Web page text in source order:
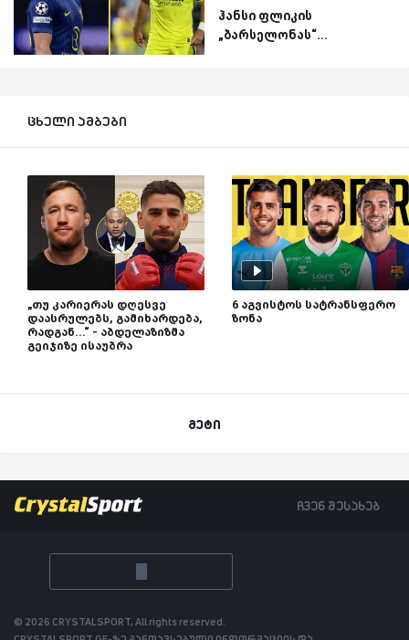
ჰანსი ფლიკის
„ბარსელონას“...
ცხელი ამბები
„თუ კარიერას დღესვე
დაასრულებს, გამიხარდება,
რადგან...“ - აბდელაზიზმა
გეიჯიზე ისაუბრა
6 აგვისტოს სატრანსფერო
ზონა
მეტი
ჩვენ შესახებ
© 2026 CRYSTALSPORT, All rights reserved.